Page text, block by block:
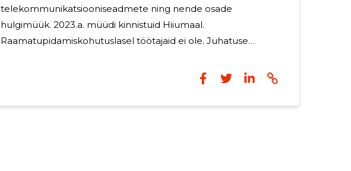
telekommunikatsiooniseadmete ning nende osade
hulgimüük. 2023.a. müüdi kinnistuid Hiiumaal.
Raamatupidamiskohutuslasel töötajaid ei ole. Juhatuse